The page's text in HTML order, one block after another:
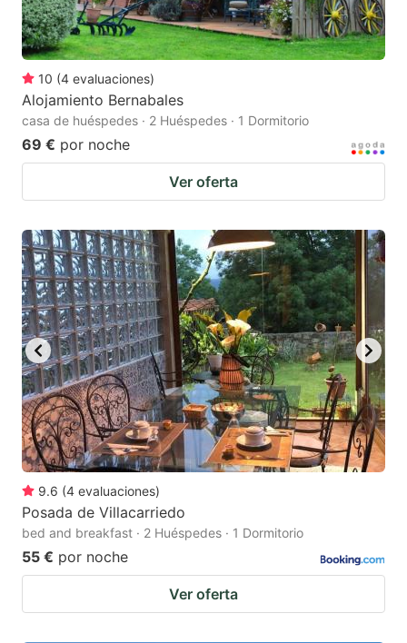
10 (4 evaluaciones)
Alojamiento Bernabales
casa de huéspedes · 2 Huéspedes · 1 Dormitorio
69 € por noche
Ver oferta
9.6 (4 evaluaciones)
Posada de Villacarriedo
bed and breakfast · 2 Huéspedes · 1 Dormitorio
55 € por noche
Ver oferta